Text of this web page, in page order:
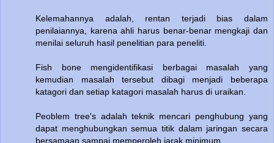
Kelemahannya adalah, rentan terjadi bias dalam
penilaiannya, karena ahli harus benar-benar mengkaji dan
menilai seluruh hasil penelitian para peneliti.
Fish bone mengidentifikasi berbagai masalah yang
kemudian masalah tersebut dibagi menjadi beberapa
katagori dan setiap katagori masalah harus di uraikan.
Peoblem tree's adalah teknik mencari penghubung yang
dapat menghubungkan semua titik dalam jaringan secara
bersamaan sampai memperoleh jarak minimum.